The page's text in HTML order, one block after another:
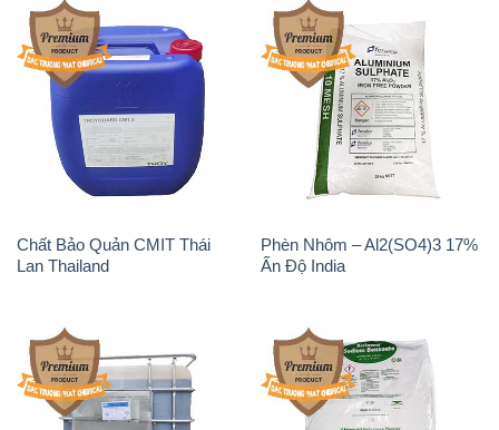
Chất Bảo Quản CMIT Thái
Lan Thailand
Phèn Nhôm – Al2(SO4)3 17%
Ấn Độ India